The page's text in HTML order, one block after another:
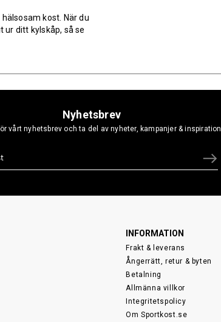
kost. När du
ditt kylskåp, så se
Nyhetsbrev
vårt nyhetsbrev och ta del av nyheter, kampanjer & inspiration
INFORMATION
Frakt & leverans
Ångerrätt, retur & byten
Betalning
Allmänna villkor
Integritetspolicy
Om Sportkost.se